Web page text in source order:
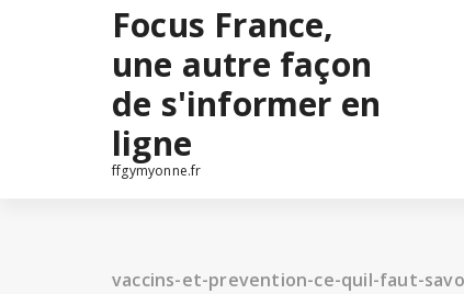
Focus France,
une autre façon
de s'informer en
ligne
ffgymyonne.fr
vaccins-et-prevention-ce-quil-faut-